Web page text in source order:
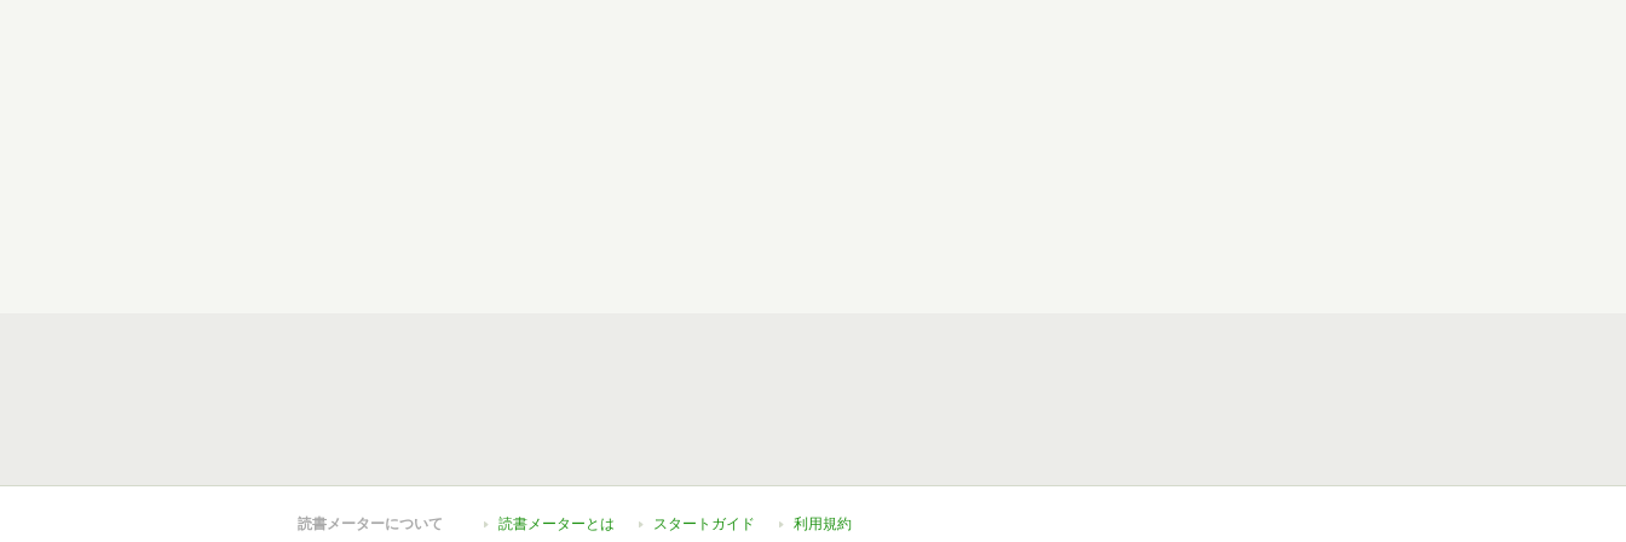
読書メーターについて 読書メーターとは スタートガイド 利用規約